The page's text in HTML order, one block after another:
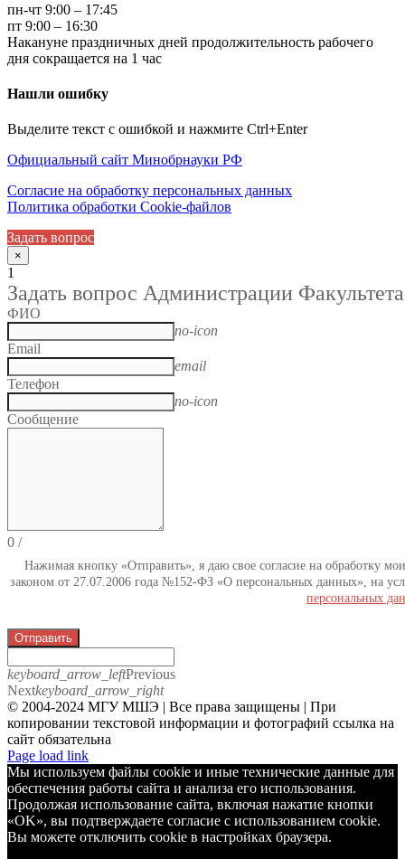
пн-чт 9:00 – 17:45
пт 9:00 – 16:30
Накануне праздничных дней продолжительность рабочего
дня сокращается на 1 час
Нашли ошибку
Выделите текст с ошибкой и нажмите Ctrl+Enter
Официальный сайт Минобрнауки РФ
Согласие на обработку персональных данных
Политика обработки Cookie-файлов
Задать вопрос
×
1
Задать вопрос Администрации Факультета
ФИО
no-icon
Email
email
Телефон
no-icon
Сообщение
0 /
Нажимая кнопку «Отправить», я даю свое согласие на обработку
законом от 27.07.2006 года №152-ФЗ «О персональных данных», на
персональных
Отправить
keyboard_arrow_leftPrevious
Nextkeyboard_arrow_right
© 2004-2024 МГУ МШЭ | Все права защищены | При
копировании текстовой информации и фотографий ссылка на
сайт обязательна
Telegram
Page load link
Мы используем файлы cookie и иные технические данные для
обеспечения работы сайта и анализа его использования.
Продолжая использование сайта, включая нажатие кнопки
«OK», вы подтверждаете согласие с использованием cookie.
Вы можете отключить cookie в настройках браузера.